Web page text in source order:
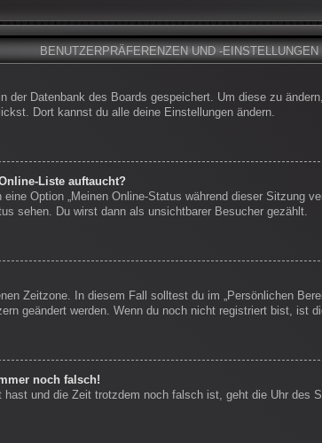
BENUTZERPRÄFERENZEN UND -EINSTELLUNGEN
Datenbank des Boards gespeichert. Um diese zu
Dort kannst du alle deine Einstellungen ändern.
Liste auftaucht?
Option „Meinen Online-Status während dieser Sitzung
sehen. Du wirst dann als unsichtbarer Besucher gezählt.
Zeitzone. In diesem Fall solltest du im „Persönlichen
geändert werden. Wenn du noch nicht registriert bist, ist
noch falsch!
und die Zeit trotzdem noch falsch ist, geht die Uhr des